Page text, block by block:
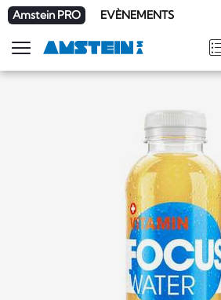
Amstein PRO EVÈNEMENTS
FRDEENIT
Afficher
la